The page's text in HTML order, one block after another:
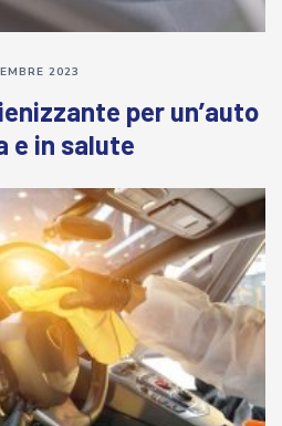
per un’auto
e in salute
2023